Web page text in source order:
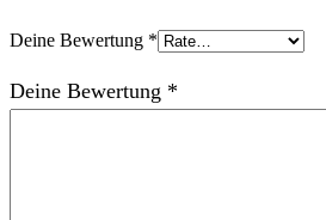
Deine Bewertung *
Deine Bewertung *